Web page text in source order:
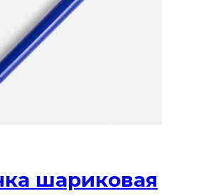
шариковая